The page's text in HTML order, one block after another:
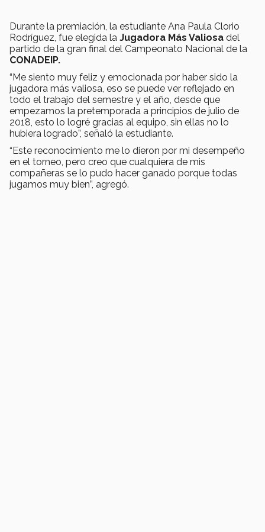
Durante la premiación, la estudiante Ana Paula Clorio
Rodríguez, fue elegida la Jugadora Más Valiosa del
partido de la gran final del Campeonato Nacional de la
CONADEIP.
“Me siento muy feliz y emocionada por haber sido la
jugadora más valiosa, eso se puede ver reflejado en
todo el trabajo del semestre y el año, desde que
empezamos la pretemporada a principios de julio de
2018, esto lo logré gracias al equipo, sin ellas no lo
hubiera logrado”, señaló la estudiante.
“Este reconocimiento me lo dieron por mi desempeño
en el torneo, pero creo que cualquiera de mis
compañeras se lo pudo hacer ganado porque todas
jugamos muy bien”, agregó.